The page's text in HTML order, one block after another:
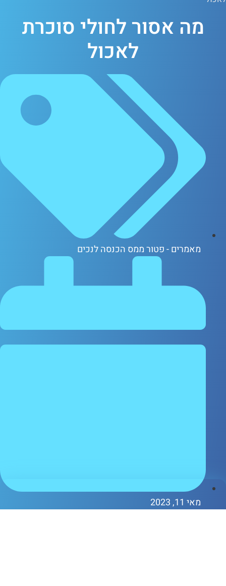
אסור לחולי סוכרת
לאכול
- פטור ממס הכנסה לנכים